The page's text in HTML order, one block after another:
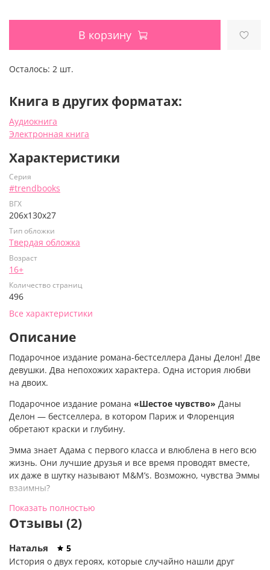
В корзину
Осталось: 2 шт.
Книга в других форматах:
Аудиокнига
Электронная книга
Характеристики
Серия
#trendbooks
ВГХ
206х130х27
Тип обложки
Твердая обложка
Возраст
16+
Количество страниц
496
Все характеристики
Описание
Подарочное издание романа-бестселлера Даны Делон! Две
девушки. Два непохожих характера. Одна история любви
на двоих.
Подарочное издание романа «Шестое чувство» Даны
Делон — бестселлера, в котором Париж и Флоренция
обретают краски и глубину.
Эмма знает Адама с первого класса и влюблена в него всю
жизнь. Они лучшие друзья и все время проводят вместе,
их даже в шутку называют M&M’s. Возможно, чувства Эммы
взаимны?
Лили очень страдает из
заглушить боль потери, она отправляется в Италию, где
Адам. Может ли мимолетное знакомство перерасти в
настоящую любовь?
Показать полностью
Отзывы (2)
Наталья
5
История о двух героях, которые случайно нашли друг